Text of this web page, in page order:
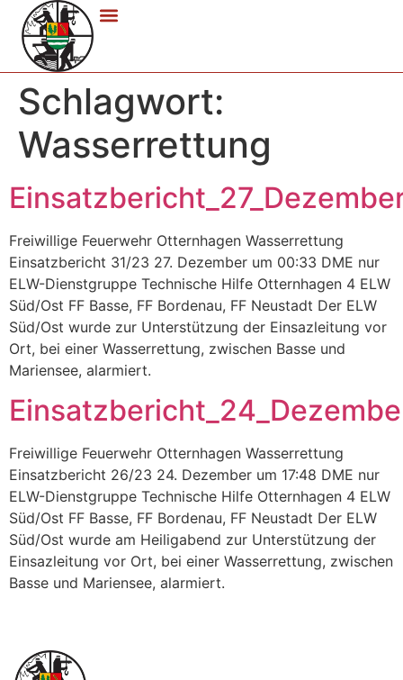
Schlagwort:
Wasserrettung
Freiwillige Feuerwehr Otternhagen Wasserrettung
Einsatzbericht 31/23 27. Dezember um 00:33 DME nur
ELW-Dienstgruppe Technische Hilfe Otternhagen 4 ELW
Süd/Ost FF Basse, FF Bordenau, FF Neustadt Der ELW
Süd/Ost wurde zur Unterstützung der Einsazleitung vor
Ort, bei einer Wasserrettung, zwischen Basse und
Mariensee, alarmiert.
Freiwillige Feuerwehr Otternhagen Wasserrettung
Einsatzbericht 26/23 24. Dezember um 17:48 DME nur
ELW-Dienstgruppe Technische Hilfe Otternhagen 4 ELW
Süd/Ost FF Basse, FF Bordenau, FF Neustadt Der ELW
Süd/Ost wurde am Heiligabend zur Unterstützung der
Einsazleitung vor Ort, bei einer Wasserrettung, zwischen
Basse und Mariensee, alarmiert.